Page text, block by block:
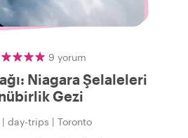
9 yorum
Niagara Şelaleleri
Gezi
day-trips | Toronto